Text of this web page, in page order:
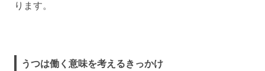
ります。
うつは働く意味を考えるきっかけ